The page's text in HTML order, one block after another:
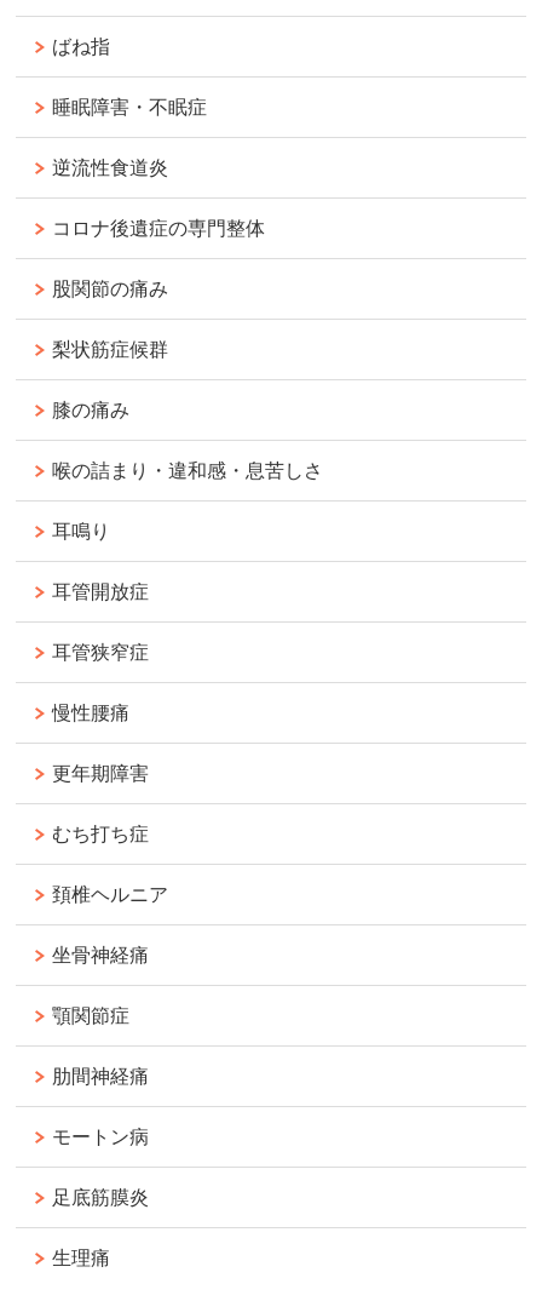
ばね指
睡眠障害・不眠症
逆流性食道炎
コロナ後遺症の専門整体
股関節の痛み
梨状筋症候群
膝の痛み
喉の詰まり・違和感・息苦しさ
耳鳴り
耳管開放症
耳管狭窄症
慢性腰痛
更年期障害
むち打ち症
頚椎ヘルニア
坐骨神経痛
顎関節症
肋間神経痛
モートン病
足底筋膜炎
生理痛